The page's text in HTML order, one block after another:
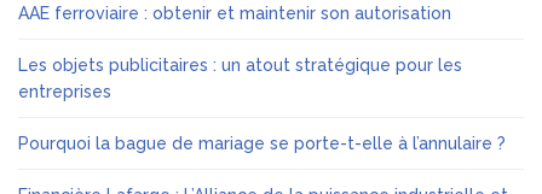
AAE ferroviaire : obtenir et maintenir son autorisation
Les objets publicitaires : un atout stratégique pour les
entreprises
Pourquoi la bague de mariage se porte-t-elle à l’annulaire ?